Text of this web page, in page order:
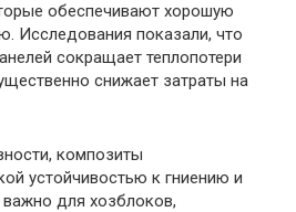
обеспечивают хорошую
Исследования показали, что
сокращает теплопотери
снижает затраты на
композиты
устойчивостью к гниению и
для хозблоков,